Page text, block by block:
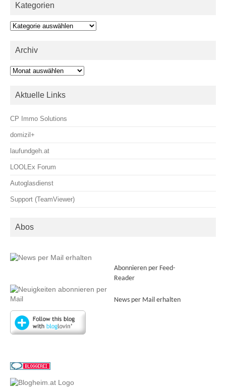
Kategorien
Kategorien
Archiv
Archiv
Aktuelle Links
CP Immo Solutions
domizil+
laufundgeh.at
LOOLEx Forum
Autoglasdienst
Support (TeamViewer)
Abos
Abonnieren per Feed-
Reader
News per Mail erhalten